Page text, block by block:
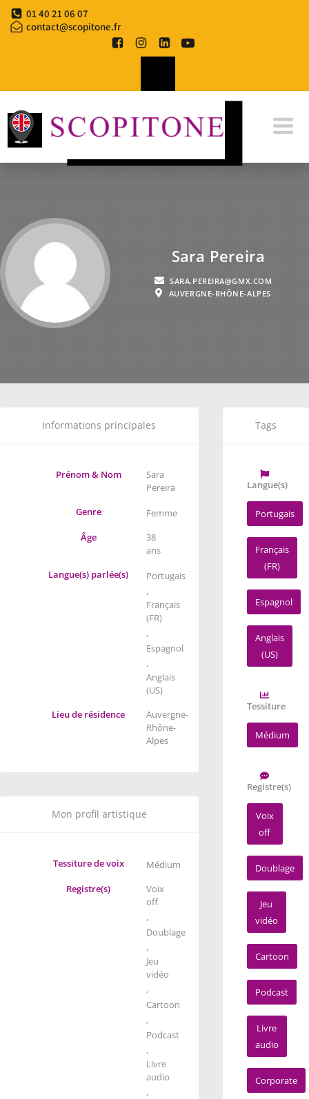
01 40 21 06 07
contact@scopitone.fr
Sara Pereira
SARA.PEREIRA@GMX.COM
AUVERGNE-RHÔNE-ALPES
Informations principales
Prénom & Nom
Sara
Pereira
Genre
Femme
Âge
38
ans
Langue(s) parlée(s)
Portugais
,
Français
(FR)
,
Espagnol
,
Anglais
(US)
Lieu de résidence
Auvergne-
Rhône-
Alpes
Mon profil artistique
Tessiture de voix
Médium
Registre(s)
Voix
off
,
Doublage
,
Jeu
vidéo
,
Cartoon
,
Podcast
,
Livre
audio
,
Tags
Langue(s)
Portugais
Français
(FR)
Espagnol
Anglais
(US)
Tessiture
Médium
Registre(s)
Voix
off
Doublage
Jeu
vidéo
Cartoon
Podcast
Livre
audio
Corporate